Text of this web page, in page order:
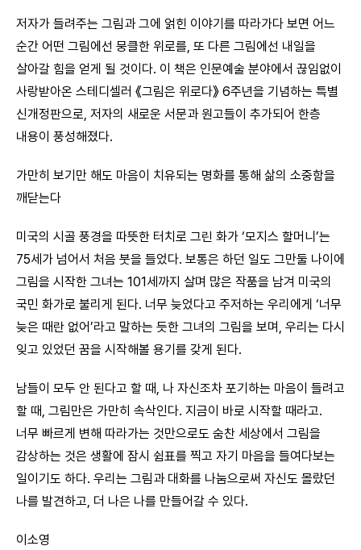
저자가 들려주는 그림과 그에 얽힌 이야기를 따라가다 보면 어느
순간 어떤 그림에선 뭉클한 위로를, 또 다른 그림에선 내일을
살아갈 힘을 얻게 될 것이다. 이 책은 인문예술 분야에서 끊임없이
사랑받아온 스테디셀러 《그림은 위로다》 6주년을 기념하는 특별
신개정판으로, 저자의 새로운 서문과 원고들이 추가되어 한층
내용이 풍성해졌다.
가만히 보기만 해도 마음이 치유되는 명화를 통해 삶의 소중함을
깨닫는다
미국의 시골 풍경을 따뜻한 터치로 그린 화가 ‘모지스 할머니’는
75세가 넘어서 처음 붓을 들었다. 보통은 하던 일도 그만둘 나이에
그림을 시작한 그녀는 101세까지 살며 많은 작품을 남겨 미국의
국민 화가로 불리게 된다. 너무 늦었다고 주저하는 우리에게 ‘너무
늦은 때란 없어’라고 말하는 듯한 그녀의 그림을 보며, 우리는 다시
잊고 있었던 꿈을 시작해볼 용기를 갖게 된다.
남들이 모두 안 된다고 할 때, 나 자신조차 포기하는 마음이 들려고
할 때, 그림만은 가만히 속삭인다. 지금이 바로 시작할 때라고.
너무 빠르게 변해 따라가는 것만으로도 숨찬 세상에서 그림을
감상하는 것은 생활에 잠시 쉼표를 찍고 자기 마음을 들여다보는
일이기도 하다. 우리는 그림과 대화를 나눔으로써 자신도 몰랐던
나를 발견하고, 더 나은 나를 만들어갈 수 있다.
이소영